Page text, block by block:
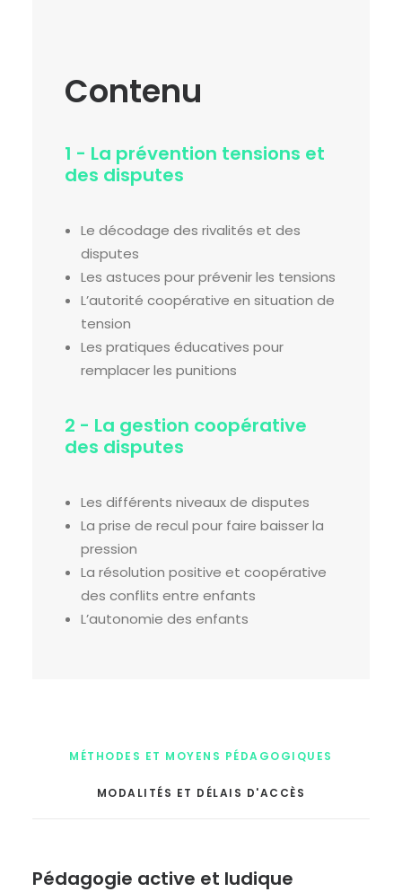
Contenu
1 - La prévention tensions et
des disputes
Le décodage des rivalités et des
disputes
Les astuces pour prévenir les tensions
L’autorité coopérative en situation de
tension
Les pratiques éducatives pour
remplacer les punitions
2 - La gestion coopérative
des disputes
Les différents niveaux de disputes
La prise de recul pour faire baisser la
pression
La résolution positive et coopérative
des conflits entre enfants
L’autonomie des enfants
MÉTHODES ET MOYENS PÉDAGOGIQUES
MODALITÉS ET DÉLAIS D'ACCÈS
Pédagogie active et ludique